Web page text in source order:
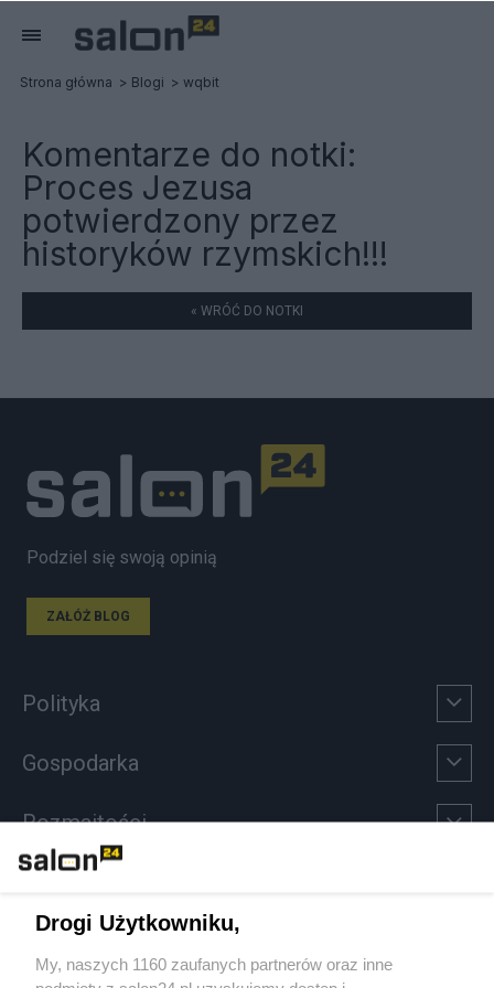
Strona główna Blogi wqbit
Komentarze do notki:
Proces Jezusa
potwierdzony przez
historyków rzymskich!!!
« WRÓĆ DO NOTKI
Podziel się swoją opinią
ZAŁÓŻ BLOG
Polityka
Gospodarka
Rozmaitości
Sport
Drogi Użytkowniku,
My, naszych 1160 zaufanych partnerów oraz inne